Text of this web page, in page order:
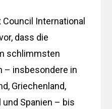
Council International
dass die
schlimmsten
– insbesondere in
Griechenland,
und Spanien – bis